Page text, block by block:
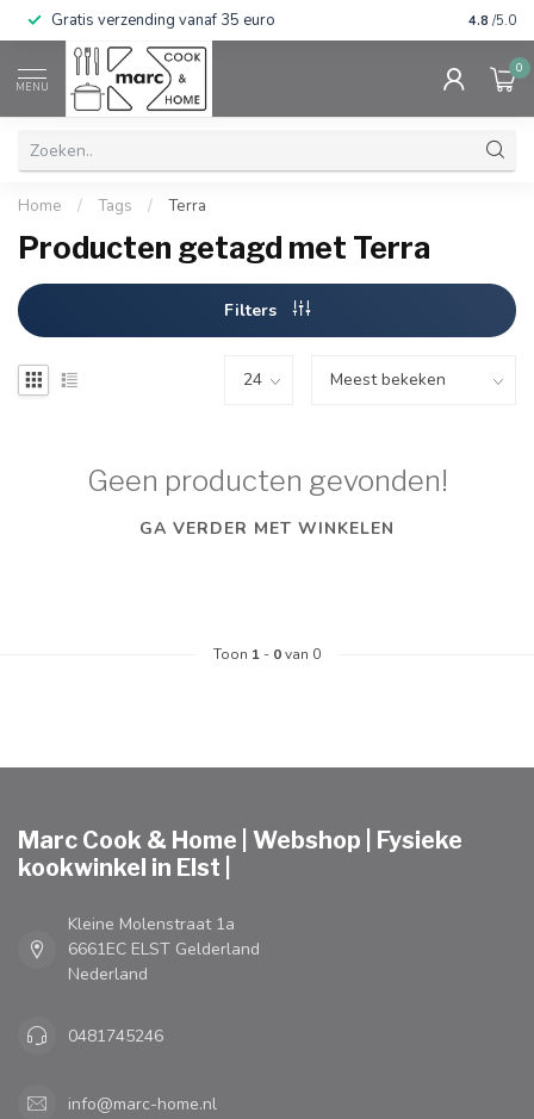
Gratis verzending vanaf 35 euro 4.8 /5.0
MENU
0
Home / Tags / Terra
Producten getagd met Terra
Filters
Geen producten gevonden!
GA VERDER MET WINKELEN
Toon 1 - 0van 0
Marc Cook & Home | Webshop | Fysieke
kookwinkel in Elst |
Kleine Molenstraat 1a
6661EC ELST Gelderland
Nederland
0481745246
info@marc-home.nl